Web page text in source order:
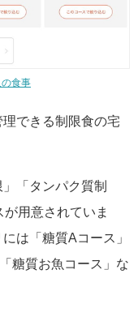
食事
できる制限食の宅
「タンパク質制
用意されていま
は「糖質Aコース」
糖質お魚コース」な